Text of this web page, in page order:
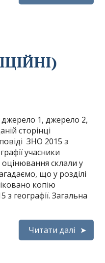
джерело 1, джерело 2,
сторінці
ЗНО 2015 з
учасники
склали у
що у розділі
копію
географії. Загальна
Читати далі